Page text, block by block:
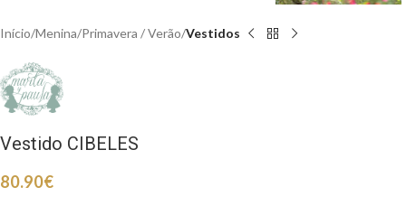
Início Menina Primavera / Verão Vestidos
Vestido CIBELES
80.90€